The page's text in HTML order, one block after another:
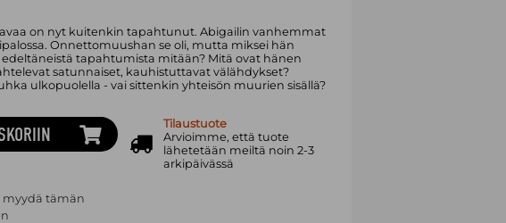
on nyt kuitenkin tapahtunut. Abigailin vanhemmat
Onnettomuushan se oli, mutta miksei hän
tapahtumista mitään? Mitä ovat hänen
satunnaiset, kauhistuttavat välähdykset?
ulkopuolella - vai sittenkin yhteisön muurien sisällä?
Tilaustuote
Arvioimme, että tuote
lähetetään meiltä noin 2-3
arkipäivässä
myydä tämän